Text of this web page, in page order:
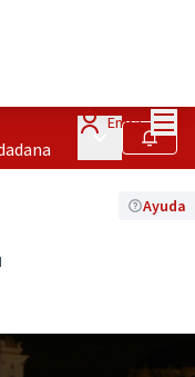
Entra
Menú Seguir
Ayuda